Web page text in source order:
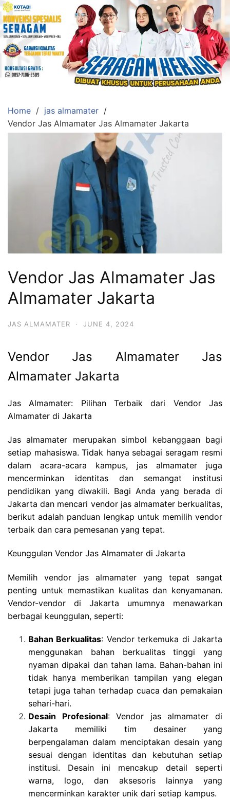
Skip
to
content
Konveksi
Toko
Abi
Baju
Seragam,
Home
jas almamater
Vendor Jas Almamater Jas Almamater Jakarta
Vendor Jas Almamater Jas
Almamater Jakarta
JAS ALMAMATER · JUNE 4, 2024
Vendor Jas Almamater Jas
Almamater Jakarta
Jas Almamater: Pilihan Terbaik dari Vendor Jas
Almamater di Jakarta
Jas almamater merupakan simbol kebanggaan bagi
setiap mahasiswa. Tidak hanya sebagai seragam resmi
dalam acara-acara kampus, jas almamater juga
mencerminkan identitas dan semangat institusi
pendidikan yang diwakili. Bagi Anda yang berada di
Jakarta dan mencari vendor jas almamater berkualitas,
berikut adalah panduan lengkap untuk memilih vendor
terbaik dan cara pemesanan yang tepat.
Keunggulan Vendor Jas Almamater di Jakarta
Memilih vendor jas almamater yang tepat sangat
penting untuk memastikan kualitas dan kenyamanan.
Vendor-vendor di Jakarta umumnya menawarkan
berbagai keunggulan, seperti:
Bahan Berkualitas: Vendor terkemuka di Jakarta
menggunakan bahan berkualitas tinggi yang
nyaman dipakai dan tahan lama. Bahan-bahan ini
tidak hanya memberikan tampilan yang elegan
tetapi juga tahan terhadap cuaca dan pemakaian
sehari-hari.
Desain Profesional: Vendor jas almamater di
Jakarta memiliki tim desainer yang
berpengalaman dalam menciptakan desain yang
sesuai dengan identitas dan kebutuhan setiap
institusi. Desain ini mencakup detail seperti
warna, logo, dan aksesoris lainnya yang
mencerminkan karakter unik dari setiap kampus.